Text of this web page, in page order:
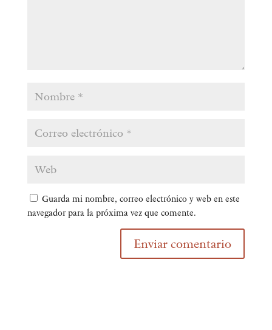
Guarda mi nombre, correo electrónico y web en este
navegador para la próxima vez que comente.
Enviar comentario